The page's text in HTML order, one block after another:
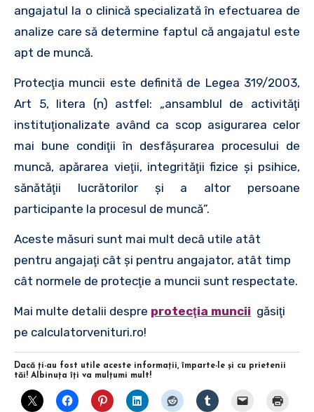
angajatul la o clinică specializată în efectuarea de
analize care să determine faptul că angajatul este
apt de muncă.
Protecţia muncii este definită de Legea 319/2003,
Art 5, litera (n) astfel: „ansamblul de activităţi
instituţionalizate având ca scop asigurarea celor
mai bune condiţii în desfăşurarea procesului de
muncă, apărarea vieţii, integrităţii fizice şi psihice,
sănătăţii lucrătorilor şi a altor persoane
participante la procesul de muncă”.
Aceste măsuri sunt mai mult decâ utile atât
pentru angajaţi cât şi pentru angajator, atât timp
cât normele de protecţie a muncii sunt respectate.
Mai multe detalii despre protecţia muncii găsiţi
pe calculatorvenituri.ro!
Dacă ţi-au fost utile aceste informaţii, împarte-le şi cu prietenii
tăi! Albinuţa îţi va mulţumi mult!